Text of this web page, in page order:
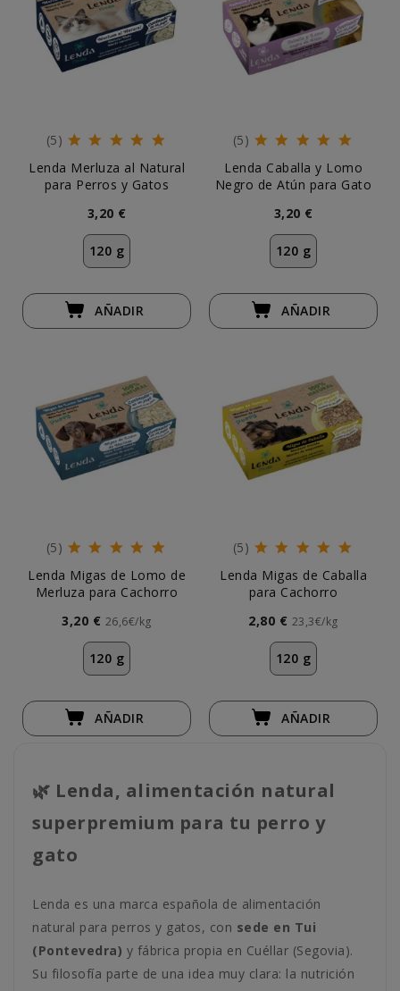
(5)
Lenda Merluza al Natural
para Perros y Gatos
3,20 €
120 g
AÑADIR
(5)
Lenda Caballa y Lomo
Negro de Atún para Gato
3,20 €
120 g
AÑADIR
(5)
Lenda Migas de Lomo de
Merluza para Cachorro
3,20 € 26,6€/kg
120 g
AÑADIR
(5)
Lenda Migas de Caballa
para Cachorro
2,80 € 23,3€/kg
120 g
AÑADIR
🌿 Lenda, alimentación natural
superpremium para tu perro y
gato
Lenda es una marca española de alimentación
natural para perros y gatos, con sede en Tui
(Pontevedra) y fábrica propia en Cuéllar (Segovia).
Su filosofía parte de una idea muy clara: la nutrición